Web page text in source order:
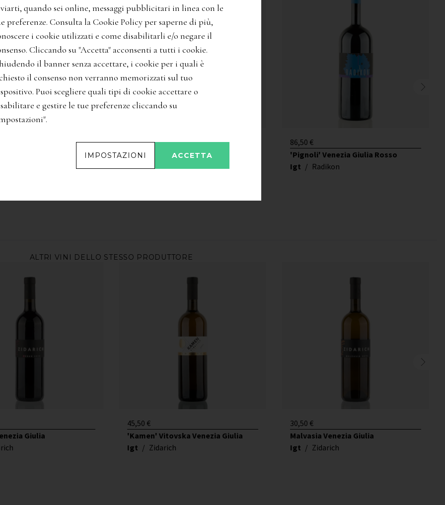
Malvasia Venezia Giulia
69,50€
'Oslavje' Venezia Giulia Bianco
Igt / Radikon
86,50 €
'Pignoli' Venezia Giulia Rosso
Igt / Radikon
ALTRI VINI DELLO STESSO PRODUTTORE
Giulia
45,50 €
'Kamen' Vitovska Venezia Giulia
Igt / Zidarich
30,50 €
Malvasia Venezia Giulia
Igt / Zidarich
quando sei online, messaggi pubblicitari in linea con le
preferenze. Consulta la Cookie Policy per saperne di più,
i cookie utilizzati e come disabilitarli e/o negare il
Cliccando su "Accetta" acconsenti a tutti i cookie.
il banner senza accettare, i cookie per i quali è
il consenso non verranno memorizzati sul tuo
Puoi scegliere quali tipi di cookie accettare o
e gestire le tue preferenze cliccando su
IMPOSTAZIONI ACCETTA